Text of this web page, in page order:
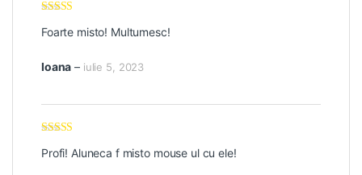
din 5
Foarte misto! Multumesc!
Ioana – iulie 5, 2023
din 5
Profi! Aluneca f misto mouse ul cu ele!